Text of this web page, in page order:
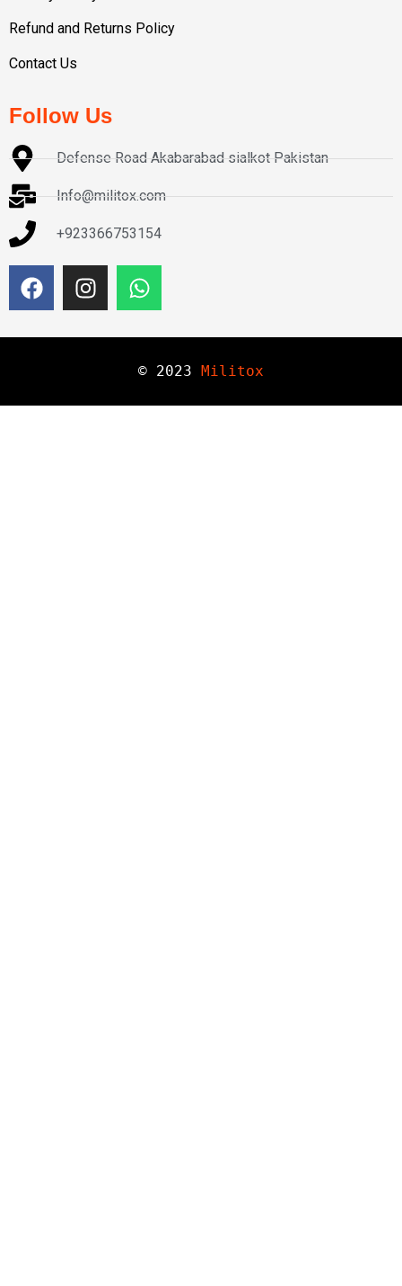
Refund and Returns Policy
Contact Us
Follow Us
Defense Road Akabarabad sialkot Pakistan
Info@militox.com
+923366753154
© 2023 Militox